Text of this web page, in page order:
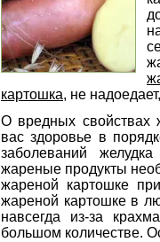
картошка, не
О вредных свойствах
вас здоровье в
заболеваний
жареные продукты
жареной картошке
жареной картошке в
навсегда из-за
большом количестве.